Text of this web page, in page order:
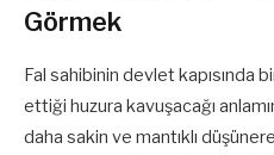
Görmek
Fal sahibinin devlet kapısında
ettiği huzura kavuşacağı
daha sakin ve mantıklı